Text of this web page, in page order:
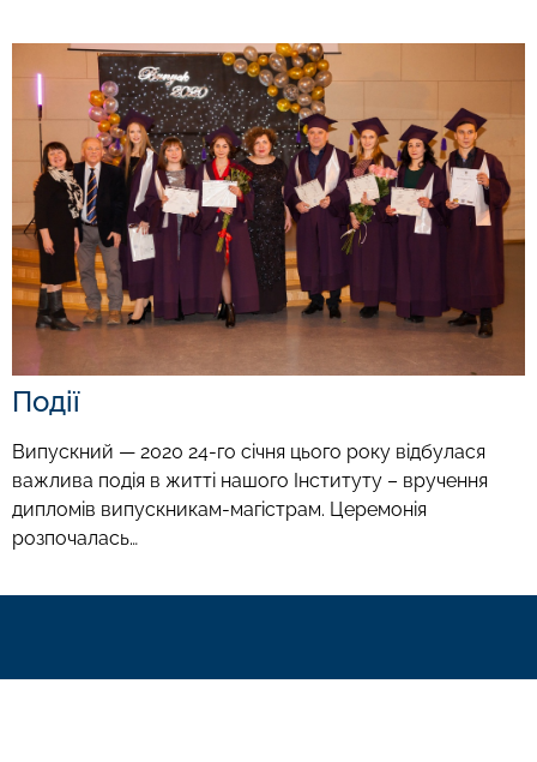
Події
Випускний — 2020 24-го січня цього року відбулася
важлива подія в житті нашого Інституту – вручення
дипломів випускникам-магістрам. Церемонія
розпочалась…